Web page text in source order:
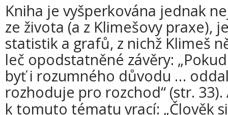
Kniha je vyšperkována jednak
ze života (a z Klimešovy praxe),
statistik a grafů, z nichž Klimeš
leč opodstatněné závěry:
byť i rozumného důvodu …
rozhoduje pro rozchod“ (str.
k tomuto tématu vrací: „Člověk